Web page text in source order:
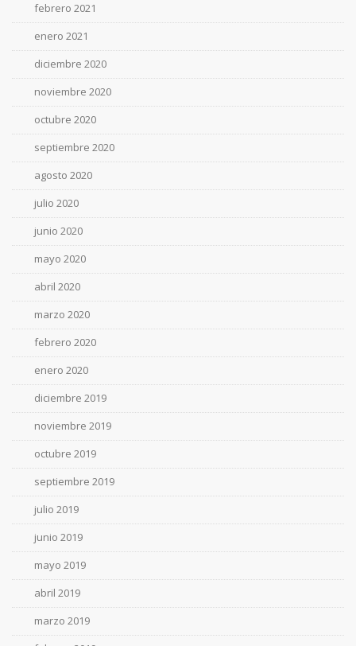
febrero 2021
enero 2021
diciembre 2020
noviembre 2020
octubre 2020
septiembre 2020
agosto 2020
julio 2020
junio 2020
mayo 2020
abril 2020
marzo 2020
febrero 2020
enero 2020
diciembre 2019
noviembre 2019
octubre 2019
septiembre 2019
julio 2019
junio 2019
mayo 2019
abril 2019
marzo 2019